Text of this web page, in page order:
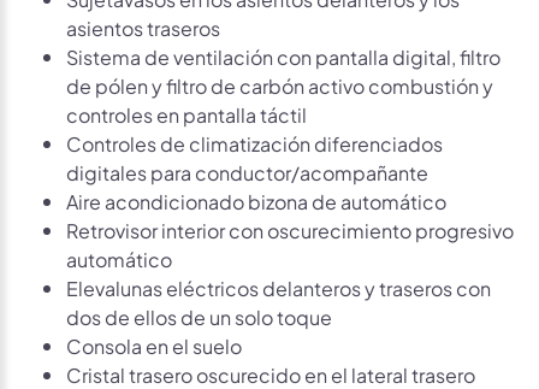
asientos traseros
Sistema de ventilación con pantalla digital, filtro
de pólen y filtro de carbón activo combustión y
controles en pantalla táctil
Controles de climatización diferenciados
digitales para conductor/acompañante
Aire acondicionado bizona de automático
Retrovisor interior con oscurecimiento progresivo
automático
Elevalunas eléctricos delanteros y traseros con
dos de ellos de un solo toque
Consola en el suelo
Cristal trasero oscurecido en el lateral trasero